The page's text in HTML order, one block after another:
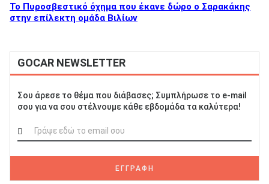
Το Πυροσβεστικό όχημα που έκανε δώρο ο Σαρακάκης
στην επίλεκτη ομάδα Βιλίων
GOCAR NEWSLETTER
Σου άρεσε το θέμα που διάβασες; Συμπλήρωσε το e-mail
σου για να σου στέλνουμε κάθε εβδομάδα τα καλύτερα!
ΕΓΓΡΑΦΗ